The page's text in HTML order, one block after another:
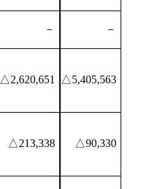
－ －
△2,620,651 △5,405,563
△213,338 △90,330